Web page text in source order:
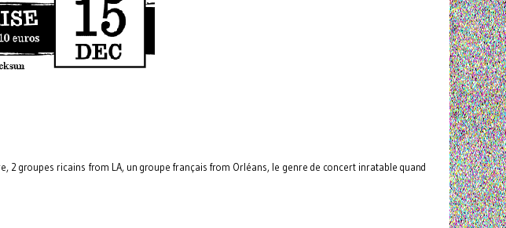
2 groupes ricains from LA, un groupe français from Orléans, le genre de concert inratable quand